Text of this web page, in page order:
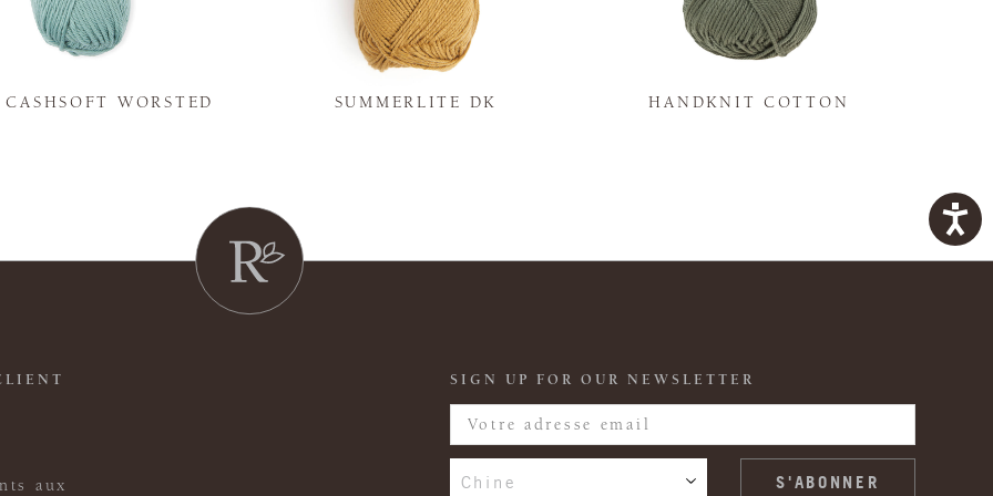
CASHSOFT WORSTED SUMMERLITE DK HANDKNIT COTTON
aux
SIGN UP FOR OUR NEWSLETTER
Chine